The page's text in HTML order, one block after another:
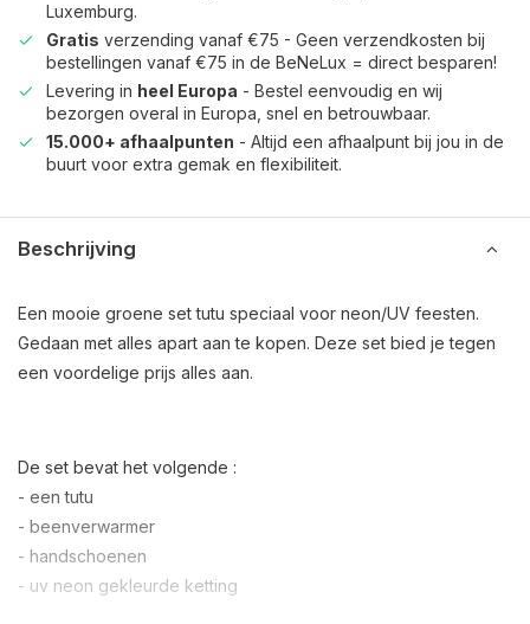
Luxemburg.
Gratis verzending vanaf €75 - Geen verzendkosten bij
bestellingen vanaf €75 in de BeNeLux = direct besparen!
Levering in heel Europa - Bestel eenvoudig en wij
bezorgen overal in Europa, snel en betrouwbaar.
15.000+ afhaalpunten - Altijd een afhaalpunt bij jou in de
buurt voor extra gemak en flexibiliteit.
Beschrijving
Een mooie groene set tutu speciaal voor neon/UV feesten.
Gedaan met alles apart aan te kopen. Deze set bied je tegen
een voordelige prijs alles aan.
De set bevat het volgende :
- een tutu
- beenverwarmer
- handschoenen
- uv neon gekleurde ketting